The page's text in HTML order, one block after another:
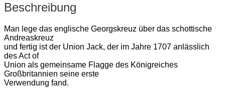
Beschreibung
Man lege das englische Georgskreuz über das schottische
Andreaskreuz
und fertig ist der Union Jack, der im Jahre 1707 anlässlich
des Act of
Union als gemeinsame Flagge des Königreiches
Großbritannien seine erste
Verwendung fand.